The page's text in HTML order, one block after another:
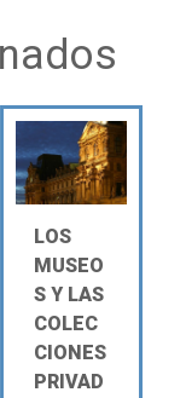
LOS
MUSEO
S Y LAS
COLEC
CIONES
PRIVAD